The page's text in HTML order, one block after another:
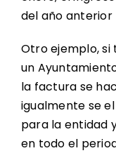
del año anterior
Otro ejemplo,
un
la factura se
igualmente se
para la entidad
en todo el